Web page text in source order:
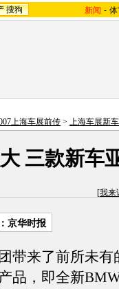
搜狗 新闻 -
上海车展前传 > 上海车展新
三款新车
[我来
京华时报
带来了前所未有
品，即全新